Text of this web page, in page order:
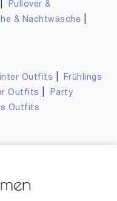
Pullover &
& Nachtwäsche
Outfits
Frühlings
Outfits
Party
Outfits